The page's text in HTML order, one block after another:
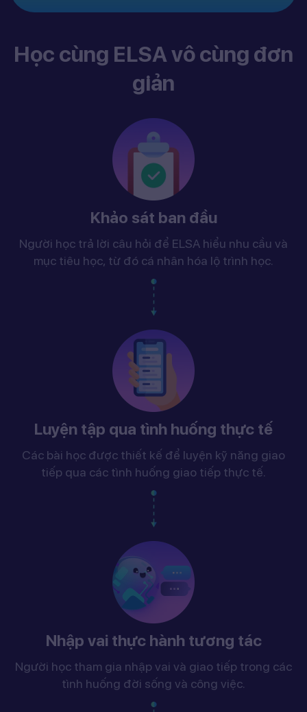
Học cùng ELSA vô cùng đơn
giản
Khảo sát ban đầu
Người học trả lời câu hỏi để ELSA hiểu nhu cầu và
mục tiêu học, từ đó cá nhân hóa lộ trình học.
Luyện tập qua tình huống thực tế
Các bài học được thiết kế để luyện kỹ năng giao
tiếp qua các tình huống giao tiếp thực tế.
Nhập vai thực hành tương tác
Người học tham gia nhập vai và giao tiếp trong các
tình huống đời sống và công việc.